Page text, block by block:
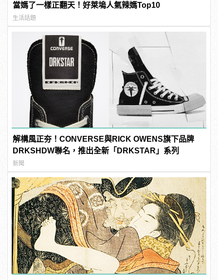
當媽了一樣正翻天！好萊塢人氣辣媽Top10
生活話題
解構風正夯！CONVERSE與RICK OWENS旗下品牌
DRKSHDW聯名，推出全新「DRKSTAR」系列
新聞